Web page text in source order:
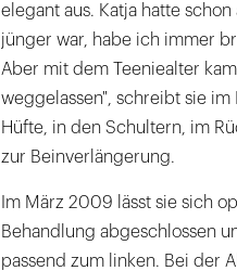
elegant aus. Katja hatte
jünger war, habe ich immer
Aber mit dem Teeniealter
weggelassen", schreibt sie
Hüfte, in den Schultern, im
zur Beinverlängerung.
Im März 2009 lässt sie sich
Behandlung abgeschlossen
passend zum linken. Bei der